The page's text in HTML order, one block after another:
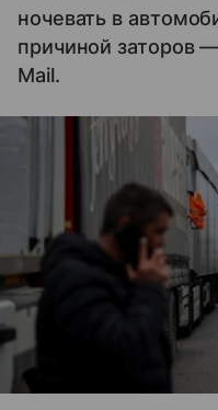
ночевать в
причиной заторов
Mail.